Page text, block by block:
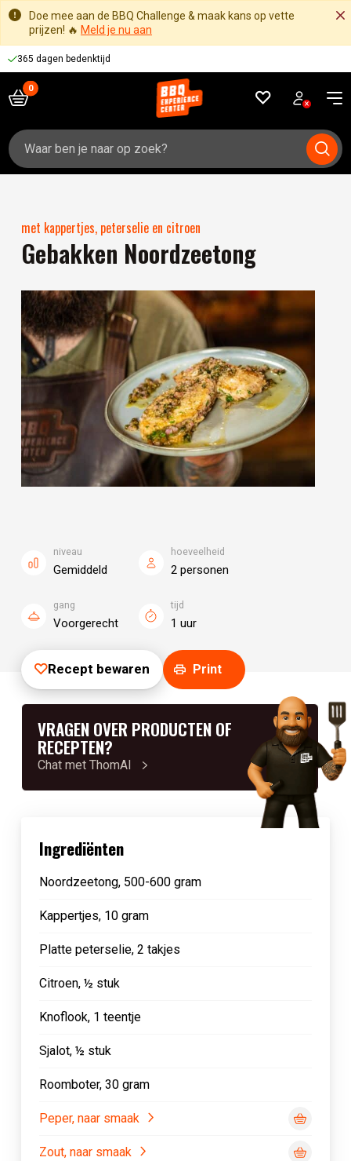
Doe mee aan de BBQ Challenge & maak kans op vette
prijzen! 🔥 Meld je nu aan
365 dagen bedenktijd
Zoeken
naar:
met kappertjes, peterselie en citroen
Gebakken Noordzeetong
niveau
Gemiddeld
hoeveelheid
2 personen
gang
Voorgerecht
tijd
1 uur
Recept bewaren Print
VRAGEN OVER PRODUCTEN OF
RECEPTEN?
Chat met ThomAI
Ingrediënten
Noordzeetong, 500-600 gram
Kappertjes, 10 gram
Platte peterselie, 2 takjes
Citroen, ½ stuk
Knoflook, 1 teentje
Sjalot, ½ stuk
Roomboter, 30 gram
Peper, naar smaak
Zout, naar smaak